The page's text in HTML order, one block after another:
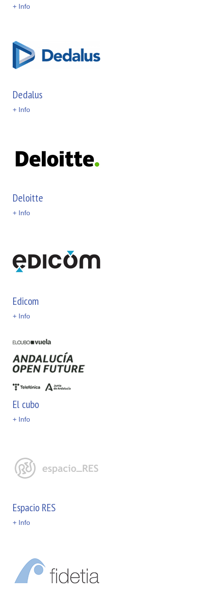
+ Info
Dedalus
+ Info
Deloitte
+ Info
Edicom
+ Info
El cubo
+ Info
Espacio RES
+ Info